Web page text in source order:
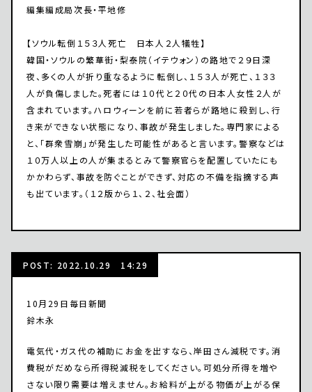
編集編成局次長・平地修
【ソウル転倒１５３人死亡 日本人２人犠牲】
韓国・ソウルの繁華街・梨泰院（イテウォン）の路地で２９日深
夜、多くの人が折り重なるように転倒し、１５３人が死亡、１３３
人が負傷しました。死者には１０代と２０代の日本人女性２人が
含まれています。ハロウィーンを前に若者らが路地に殺到し、行
き来ができない状態になり、事故が発生しました。専門家による
と、「群衆雪崩」が発生した可能性があると言います。警察などは
１０万人以上の人が集まるとみて警察官らを配置していたにも
かかわらず、事故を防ぐことができず、対応の不備を指摘する声
も出ています。（１２版から１、２、社会面）
POST: 2022.10.29 14:29
10月29日毎日新聞
鈴木永
電気代・ガス代の補助にお金を出すなら、岸田さん減税です。消
費税がだめなら所得税減税をしてください。可処分所得を増や
さない限り需要は増えません。お給料が上がる物価が上がる保